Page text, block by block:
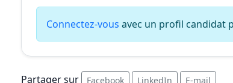
Connectez-vous avec un profil candidat
Partager sur Facebook LinkedIn E-mail